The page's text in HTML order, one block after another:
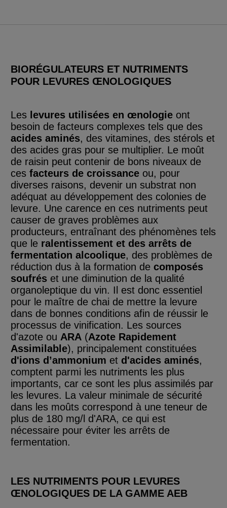
BIORÉGULATEURS ET NUTRIMENTS
POUR LEVURES ŒNOLOGIQUES
Les levures utilisées en œnologie ont
besoin de facteurs complexes tels que des
acides aminés, des vitamines, des stérols et
des acides gras pour se multiplier. Le moût
de raisin peut contenir de bons niveaux de
ces facteurs de croissance ou, pour
diverses raisons, devenir un substrat non
adéquat au développement des colonies de
levure. Une carence en ces nutriments peut
causer de graves problèmes aux
producteurs, entraînant des phénomènes tels
que le ralentissement et des arrêts de
fermentation alcoolique, des problèmes de
réduction dus à la formation de composés
soufrés et une diminution de la qualité
organoleptique du vin. Il est donc essentiel
pour le maître de chai de mettre la levure
dans de bonnes conditions afin de réussir le
processus de vinification. Les sources
d'azote ou ARA (Azote Rapidement
Assimilable), principalement constituées
d'ions d’ammonium et d'acides aminés,
comptent parmi les nutriments les plus
importants, car ce sont les plus assimilés par
les levures. La valeur minimale de sécurité
dans les moûts correspond à une teneur de
plus de 180 mg/l d'ARA, ce qui est
nécessaire pour éviter les arrêts de
fermentation.
LES NUTRIMENTS POUR LEVURES
ŒNOLOGIQUES DE LA GAMME AEB